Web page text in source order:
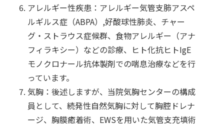
アレルギー性疾患：アレルギー気管支肺アスペ
ルギルス症（ABPA）,好酸球性肺炎、チャー
グ・ストラウス症候群、食物アレルギー（アナ
フィラキシー）などの診療、ヒト化抗ヒトIgE
モノクロナール抗体製剤での喘息治療などを行
っています。
気胸：後述しますが、当院気胸センターの構成
員として、続発性自然気胸に対して胸腔ドレナ
ージ、胸膜癒着術、EWSを用いた気管支充填術